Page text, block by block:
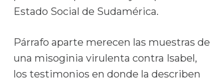
Estado Social de Sudamérica.
Párrafo aparte merecen las muestras de
una misoginia virulenta contra Isabel,
los testimonios en donde la describen